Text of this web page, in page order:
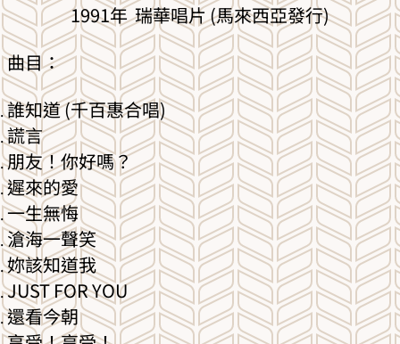
1991年 瑞華唱片 (馬來西亞發行)
曲目：
誰知道 (千百惠合唱)
謊言
朋友！你好嗎？
遲來的愛
一生無悔
滄海一聲笑
妳該知道我
JUST FOR YOU
還看今朝